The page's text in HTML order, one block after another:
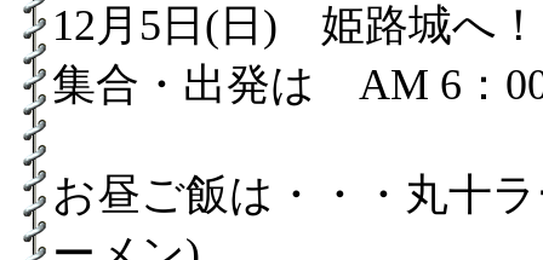
12月5日(日) 姫路城へ！
集合・出発は AM 6：
お昼ご飯は・・・丸十